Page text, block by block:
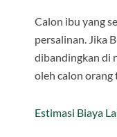
Calon ibu yang
persalinan. Jika
dibandingkan di
oleh calon orang
Estimasi Biaya